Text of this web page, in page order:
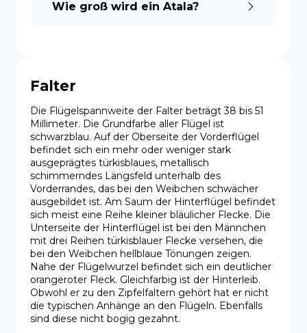
Wie groß wird ein Atala?
Falter
Die Flügelspannweite der Falter beträgt 38 bis 51
Millimeter. Die Grundfarbe aller Flügel ist
schwarzblau. Auf der Oberseite der Vorderflügel
befindet sich ein mehr oder weniger stark
ausgeprägtes türkisblaues, metallisch
schimmerndes Längsfeld unterhalb des
Vorderrandes, das bei den Weibchen schwächer
ausgebildet ist. Am Saum der Hinterflügel befindet
sich meist eine Reihe kleiner bläulicher Flecke. Die
Unterseite der Hinterflügel ist bei den Männchen
mit drei Reihen türkisblauer Flecke versehen, die
bei den Weibchen hellblaue Tönungen zeigen.
Nahe der Flügelwurzel befindet sich ein deutlicher
orangeroter Fleck. Gleichfarbig ist der Hinterleib.
Obwohl er zu den Zipfelfaltern gehört hat er nicht
die typischen Anhänge an den Flügeln. Ebenfalls
sind diese nicht bogig gezahnt.